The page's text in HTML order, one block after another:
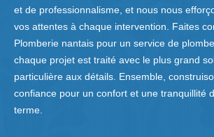
et de professionnalisme, et nous nous
vos attentes à chaque intervention. Faites
Plomberie nantais pour un service de
chaque projet est traité avec le plus grand
particulière aux détails. Ensemble,
confiance pour un confort et une tranquillité
terme.